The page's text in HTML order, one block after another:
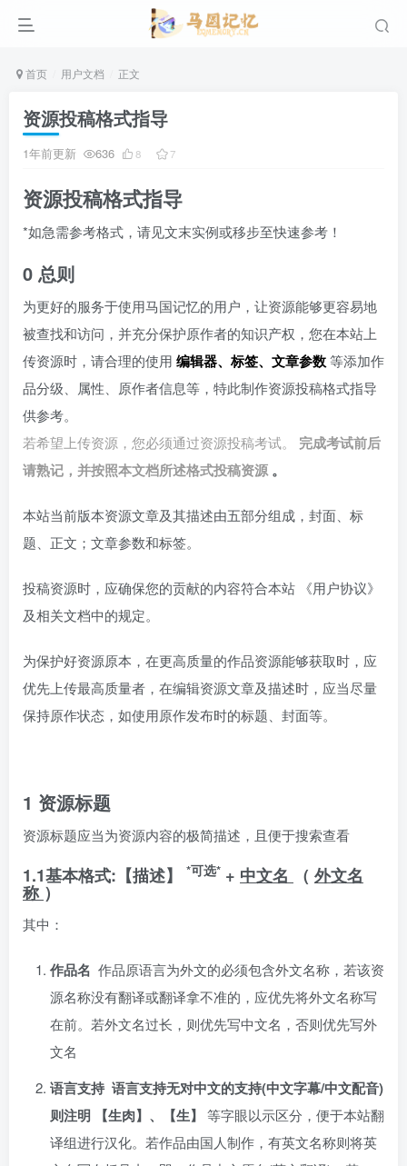
首页 用户文档 正文
资源投稿格式指导
1年前更新 636 8 7
资源投稿格式指导
*如急需参考格式，请见文末实例或移步至快速参考！
0 总则
为更好的服务于使用马国记忆的用户，让资源能够更容易地
被查找和访问，并充分保护原作者的知识产权，您在本站上
传资源时，请合理的使用 编辑器、标签、文章参数等添加作
品分级、属性、原作者信息等，特此制作资源投稿格式指导
供参考。
若希望上传资源，您必须通过资源投稿考试。 完成考试前后
请熟记，并按照本文档所述格式投稿资源。
本站当前版本资源文章及其描述由五部分组成，封面、标
题、正文；文章参数和标签。
投稿资源时，应确保您的贡献的内容符合本站 《用户协议》
及相关文档中的规定。
为保护好资源原本，在更高质量的作品资源能够获取时，应
优先上传最高质量者，在编辑资源文章及描述时，应当尽量
保持原作状态，如使用原作发布时的标题、封面等。
1 资源标题
资源标题应当为资源内容的极简描述，且便于搜索查看
1.1基本格式:【描述】 *可选* + 中文名 （ 外文名
称 ）
其中：
作品名 作品原语言为外文的必须包含外文名称，若该资
源名称没有翻译或翻译拿不准的，应优先将外文名称写
在前。若外文名过长，则优先写中文名，否则优先写外
文名
语言支持 语言支持无对中文的支持(中文字幕/中文配音)
则注明 【生肉】、【生】 等字眼以示区分，便于本站翻
译组进行汉化。若作品由国人制作，有英文名称则将英